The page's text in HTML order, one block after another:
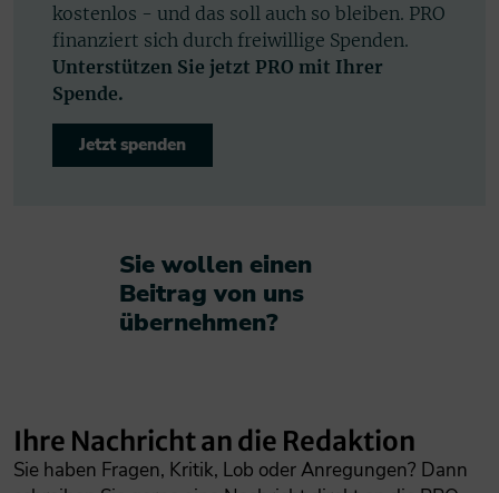
kostenlos - und das soll auch so bleiben. PRO
finanziert sich durch freiwillige Spenden.
Unterstützen Sie jetzt PRO mit Ihrer
Spende.
Jetzt spenden
Sie wollen einen
Beitrag von uns
übernehmen?​
Ihre Nachricht an die Redaktion
Sie haben Fragen, Kritik, Lob oder Anregungen? Dann